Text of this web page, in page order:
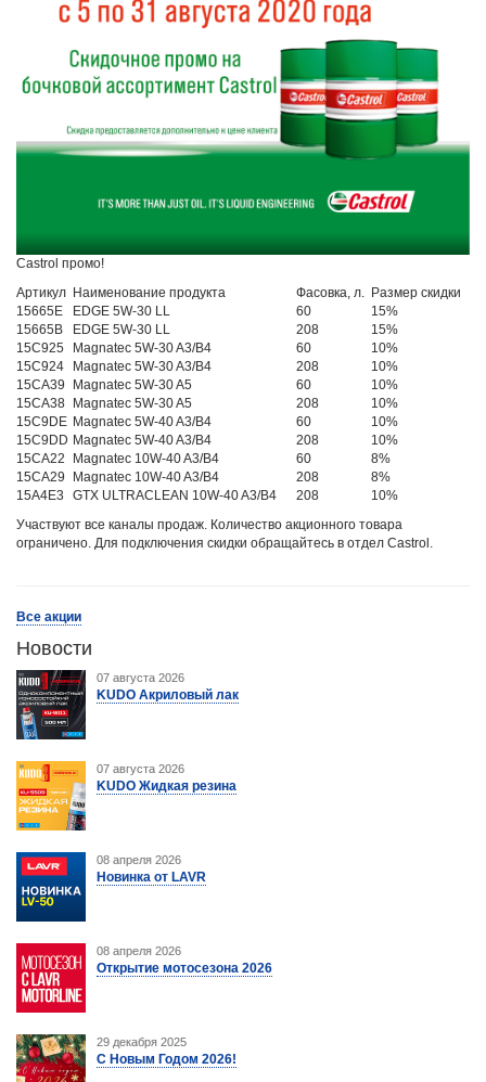
Castrol промо!
Артикул Наименование продукта Фасовка, л. Размер скидки
15665E
EDGE 5W-30 LL 60
15%
15665B
EDGE 5W-30 LL 208
15%
15C925
Magnatec 5W-30 A3/B4 60
10%
15C924
Magnatec 5W-30 A3/B4 208
10%
15CA39 Magnatec 5W-30 A5 60
10%
15CA38 Magnatec 5W-30 A5 208
10%
15C9DE Magnatec 5W-40 A3/B4 60
10%
15C9DD Magnatec 5W-40 A3/B4 208
10%
15CA22
Magnatec 10W-40 A3/B4 60
8%
15CA29 Magnatec 10W-40 A3/B4 208
8%
15A4E3 GTX ULTRACLEAN 10W-40 A3/B4 208
10%
Участвуют все каналы продаж. Количество акционного товара
ограничено. Для подключения скидки обращайтесь в отдел Castrol.
Все акции
Новости
07 августа 2026
KUDO Акриловый лак
07 августа 2026
KUDO Жидкая резина
08 апреля 2026
Новинка от LAVR
08 апреля 2026
Открытие мотосезона 2026
29 декабря 2025
С Новым Годом 2026!